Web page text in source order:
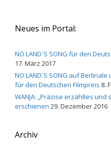
Neues im Portal:
NO LAND´S SONG für den
17. März 2017
NO LAND´S SONG auf
für den Deutschen Filmpreis 8.
WANJA: „Präzise erzähltes
erschienen 29. Dezember 2016
Archiv